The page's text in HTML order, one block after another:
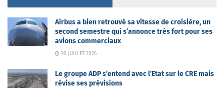
Airbus a bien retrouvé sa vitesse de croisière, un
second semestre qui s’annonce très fort pour ses
avions commerciaux
30 JUILLET 2026
Le groupe ADP s’entend avec l’Etat sur le CRE mais
révise ses prévisions